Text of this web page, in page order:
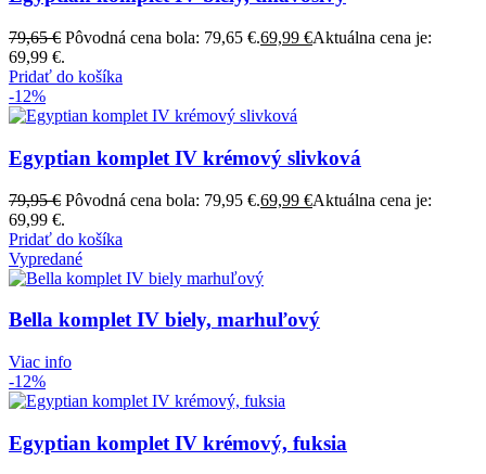
79,65€ Pôvodná cena bola: 79,65 €.69,99 €Aktuálna cena je:
69,99 €.
Pridať do košíka
-12%
Egyptian komplet IV krémový slivková
79,95€ Pôvodná cena bola: 79,95 €.69,99 €Aktuálna cena je:
69,99 €.
Pridať do košíka
Vypredané
Bella komplet IV biely, marhuľový
Viac info
-12%
Egyptian komplet IV krémový, fuksia